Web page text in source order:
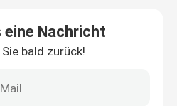
Nachricht
bald zurück!